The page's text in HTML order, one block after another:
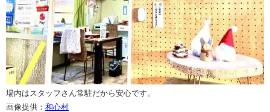
場内はスタッフさん常駐だから安心です。
画像提供： 和心村